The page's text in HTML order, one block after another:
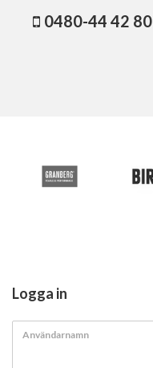
0480-44 42 80
Logga in
Användarnamn